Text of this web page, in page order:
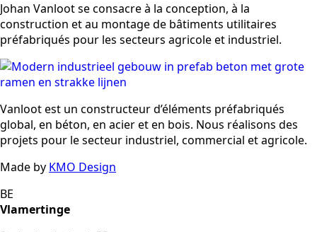
Johan Vanloot se consacre à la conception, à la
construction et au montage de bâtiments utilitaires
préfabriqués pour les secteurs agricole et industriel.
Vanloot est un constructeur d’éléments préfabriqués
global, en béton, en acier et en bois. Nous réalisons des
projets pour le secteur industriel, commercial et agricole.
Made by KMO Design
BE
Vlamertinge